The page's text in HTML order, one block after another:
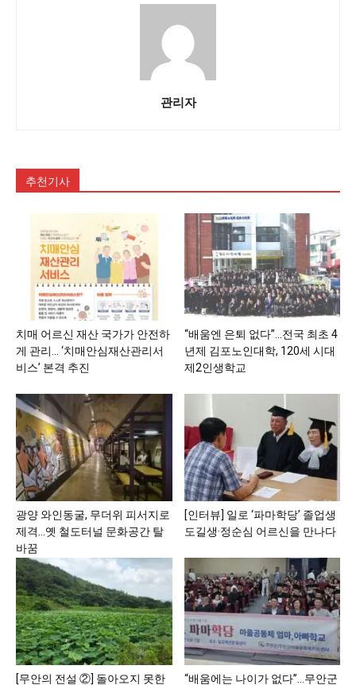
관리자
추천기사
치매 어르신 재산 국가가 안전하
게 관리… ‘치매안심재산관리서
비스’ 본격 추진
“배움엔 은퇴 없다”…전국 최초 4
년제 김포노인대학, 120세 시대
제2인생학교
광양 와인동굴, 무더위 피서지로
제격…옛 철도터널 문화공간 탈
바꿈
[인터뷰] 일로 ‘파마학당’ 졸업생
도길생·정순심 어르신을 만나다
[무안의 전설 ②] 돌아오지 못한 “배움에는 나이가 없다”…무안군